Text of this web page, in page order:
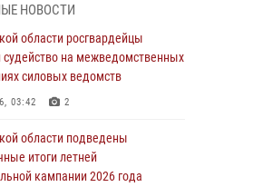
11:25
обеспечили безопасность
Дня ВДВ на Южном Урале
совершила более 250
вылетов в Донецкой Народной
НОВОСТИ
области росгвардейцы
судейство на межведомственных
силовых ведомств
03:42 2
области подведены
итоги летней
кампании 2026 года